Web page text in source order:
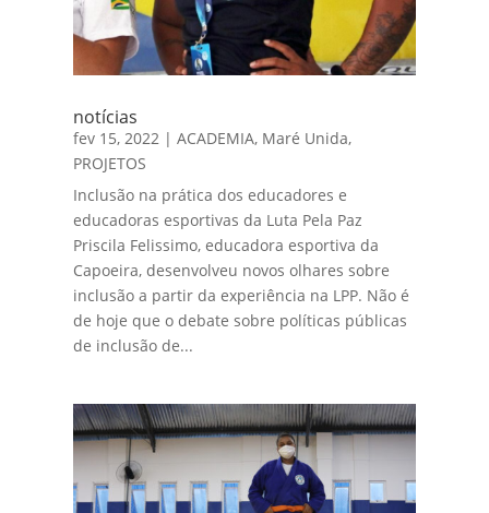
notícias
fev 15, 2022 |ACADEMIA, Maré Unida,
PROJETOS
Inclusão na prática dos educadores e
educadoras esportivas da Luta Pela Paz
Priscila Felissimo, educadora esportiva da
Capoeira, desenvolveu novos olhares sobre
inclusão a partir da experiência na LPP. Não é
de hoje que o debate sobre políticas públicas
de inclusão de...